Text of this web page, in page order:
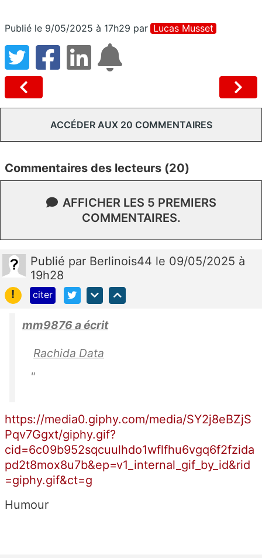
Publié le 9/05/2025 à 17h29 par Lucas Musset
ACCÉDER AUX 20 COMMENTAIRES
Commentaires des lecteurs (20)
AFFICHER LES 5 PREMIERS
COMMENTAIRES.
Publié par Berlinois44 le 09/05/2025 à
19h28
!
citer
mm9876 a écrit
Rachida Data
"
https://media0.giphy.com/media/SY2j8eBZjS
Pqv7Ggxt/giphy.gif?
cid=6c09b952sqcuulhdo1wflfhu6vgq6f2fzida
pd2t8mox8u7b&ep=v1_internal_gif_by_id&rid
=giphy.gif&ct=g
Humour